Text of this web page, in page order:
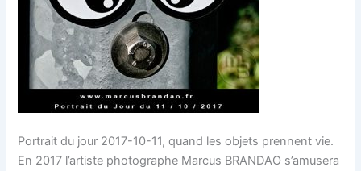
Portrait du jour 2017-10-11, quand les objets prennent vie.
En 2017 l’artiste photographe Marcus BRANDAO s’amusera